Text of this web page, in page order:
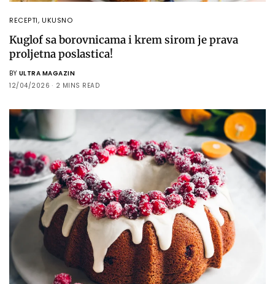
RECEPTI, UKUSNO
Kuglof sa borovnicama i krem sirom je prava
proljetna poslastica!
BY ULTRA MAGAZIN
12/04/2026
2 MINS READ